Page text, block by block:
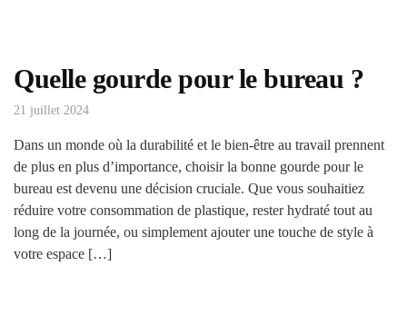
Quelle gourde pour le bureau ?
21 juillet 2024
Dans un monde où la durabilité et le bien-être au travail prennent
de plus en plus d’importance, choisir la bonne gourde pour le
bureau est devenu une décision cruciale. Que vous souhaitiez
réduire votre consommation de plastique, rester hydraté tout au
long de la journée, ou simplement ajouter une touche de style à
votre espace […]